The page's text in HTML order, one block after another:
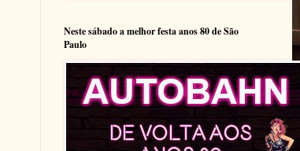
Neste sábado a melhor festa anos 80 de São
Paulo